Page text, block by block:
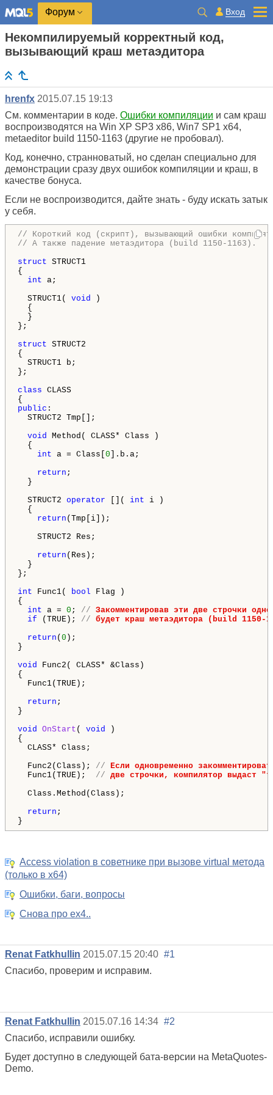
Форум Вход
Некомпилируемый корректный код,
вызывающий краш метаэдитора
hrenfx 2015.07.15 19:13
См. комментарии в коде. Ошибки компиляции и сам краш
воспроизводятся на Win XP SP3 x86, Win7 SP1 x64,
metaeditor build 1150-1163 (другие не пробовал).
Код, конечно, странноватый, но сделан специально для
демонстрации сразу двух ошибок компиляции и краш, в
качестве бонуса.
Если не воспроизводится, дайте знать - буду искать затык
у себя.
// Короткий код (скрипт), вызывающий ошибки
// А также падение метаэдитора (build 1150-1163).
struct STRUCT1
{
int a;
STRUCT1( void )
{
}
};
struct STRUCT2
{
STRUCT1 b;
};
class CLASS
public :
STRUCT2 Tmp[];
void Method( CLASS* Class )
{
int a = Class[ 0 ].b.a;
return ;
}
STRUCT2 operator []( int i )
{
return (Tmp[i]);
STRUCT2 Res;
return (Res);
}
};
int Func1( bool Flag )
{
int a = 0 ; // Закомментировав эти две строчки
if (TRUE); // будет краш метаэдитора (build 1150-
return ( 0 );
}
void Func2( CLASS* &Class)
{
Func1(TRUE);
return ;
}
void OnStart ( void )
{
CLASS* Class;
Func2(Class); // Если одновременно
Func1(TRUE); // две строчки, компилятор
Class.Method(Class);
return ;
}
Access violation в советнике при вызове virtual метода
(только в x64)
Ошибки, баги, вопросы
Снова про ex4..
Renat Fatkhullin 2015.07.15 20:40 #1
Спасибо, проверим и исправим.
Renat Fatkhullin 2015.07.16 14:34 #2
Спасибо, исправили ошибку.
Будет доступно в следующей бата-версии на MetaQuotes-
Demo.